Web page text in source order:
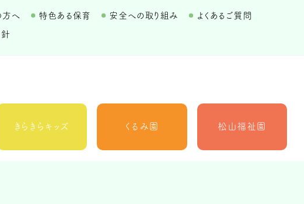
方へ 特色ある保育 安全への取り組み よくあるご質問
きらきらキッズ くるみ園 松山福祉園